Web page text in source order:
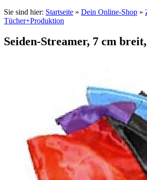
Sie sind hier: Startseite » Dein Online-Shop »
Tücher+Produktion
Seiden-Streamer, 7 cm